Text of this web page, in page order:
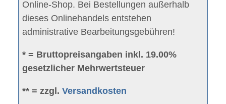
Online-Shop. Bei Bestellungen außerhalb
dieses Onlinehandels entstehen
administrative Bearbeitungsgebühren!
* = Bruttopreisangaben inkl. 19.00%
gesetzlicher Mehrwertsteuer
** = zzgl.Versandkosten